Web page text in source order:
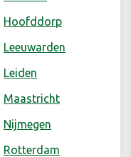
Hoofddorp
Leeuwarden
Leiden
Maastricht
Nijmegen
Rotterdam